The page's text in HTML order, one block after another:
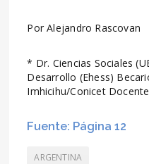
Por Alejandro Rascovan
* Dr. Ciencias Sociales
Desarrollo (Ehess)
Imhicihu/Conicet
Fuente: Página 12
ARGENTINA